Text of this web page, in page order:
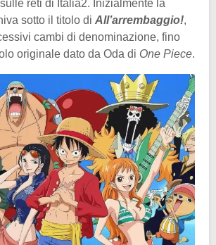
reti di Italia2. Inizialmente la
sotto il titolo di All’arrembaggio!,
cambi di denominazione, fino
originale dato da Oda di One Piece.